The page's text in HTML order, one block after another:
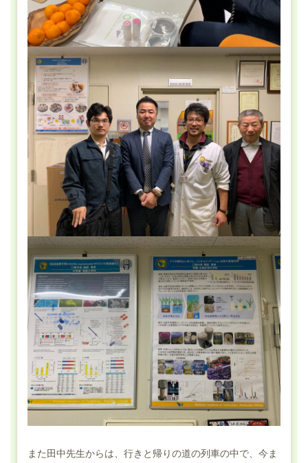
また田中先生からは、行きと帰りの道の列車の中で、今ま